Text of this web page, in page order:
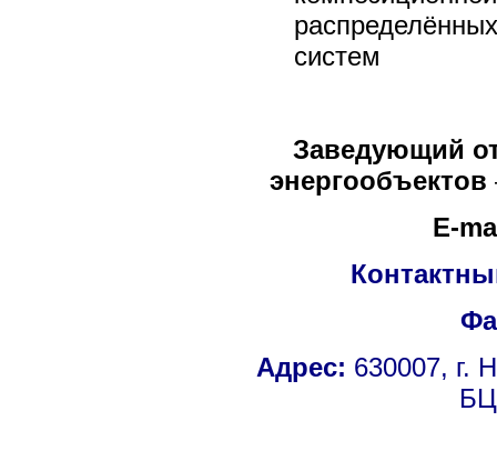
систем
Заведующий
энергообъектов
E-
Адрес: 630007, г.